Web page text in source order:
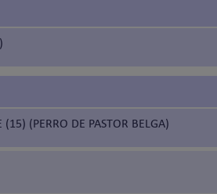
(15) (PERRO DE PASTOR BELGA)